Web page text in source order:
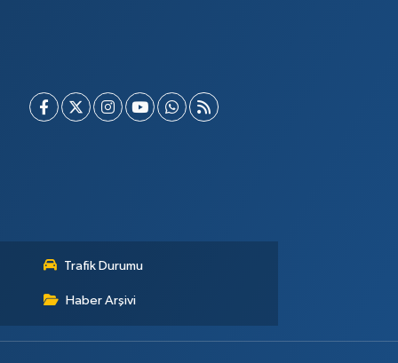
Trafik Durumu
Haber Arşivi